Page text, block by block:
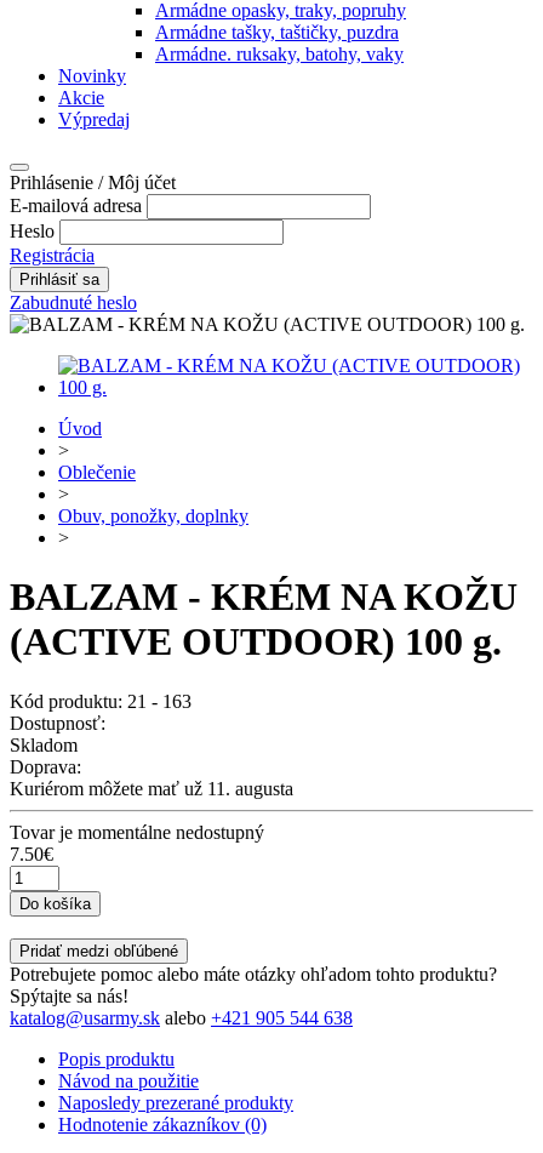
Armádne opasky, traky, popruhy
Armádne tašky, taštičky, puzdra
Armádne. ruksaky, batohy, vaky
Novinky
Akcie
Výpredaj
Prihlásenie / Môj účet
E-mailová adresa
Heslo
Registrácia
Zabudnuté heslo
Úvod
>
Oblečenie
>
Obuv, ponožky, doplnky
>
BALZAM - KRÉM NA KOŽU
(ACTIVE OUTDOOR) 100 g.
Kód produktu: 21 - 163
Dostupnosť:
Skladom
Doprava:
Kuriérom môžete mať už 11. augusta
Tovar je momentálne nedostupný
7.50€
Do košíka
Pridať medzi obľúbené
Potrebujete pomoc alebo máte otázky ohľadom tohto produktu?
Spýtajte sa nás!
katalog@usarmy.sk alebo +421 905 544 638
Popis produktu
Návod na použitie
Naposledy prezerané produkty
Hodnotenie zákazníkov (0)